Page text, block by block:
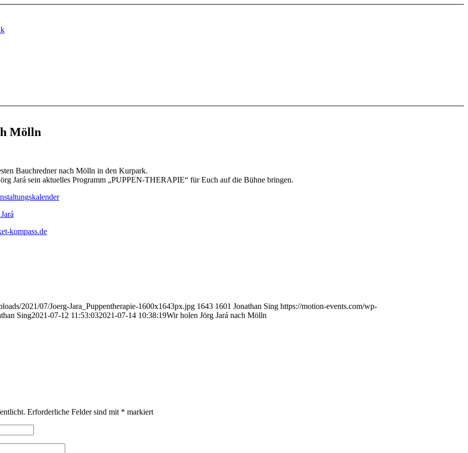
Mölln
Bauchredner nach Mölln in den Kurpark.
Jará sein aktuelles Programm „PUPPEN-THERAPIE“ für Euch auf die Bühne bringen.
kompass.de
2021/07/Joerg-Jara_Puppentherapie-1600x1643px.jpg 1643 1601 Jonathan Sing https://motion-events.com/wp-
Sing2021-07-12 11:53:032021-07-14 10:38:19Wir holen Jörg Jará nach Mölln
Erforderliche Felder sind mit * markiert